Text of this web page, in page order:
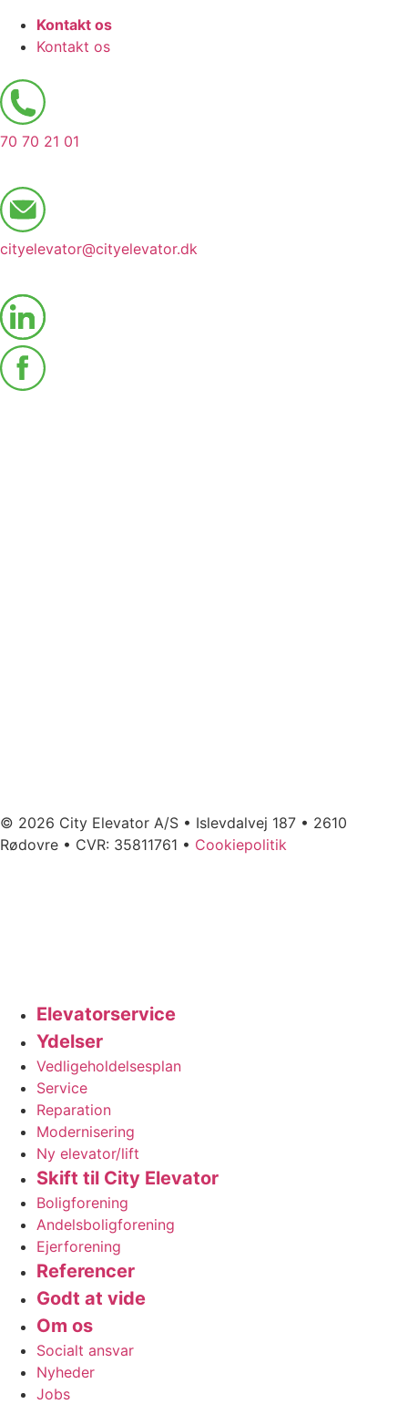
Kontakt os
Kontakt os
70 70 21 01
cityelevator@cityelevator.dk
© 2026 City Elevator A/S • Islevdalvej 187 • 2610
Rødovre • CVR: 35811761 • Cookiepolitik
Elevatorservice
Ydelser
Vedligeholdelsesplan
Service
Reparation
Modernisering
Ny elevator/lift
Skift til City Elevator
Boligforening
Andelsboligforening
Ejerforening
Referencer
Godt at vide
Om os
Socialt ansvar
Nyheder
Jobs